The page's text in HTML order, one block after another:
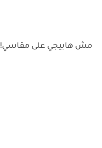
مش هاييجي على مقاسي!